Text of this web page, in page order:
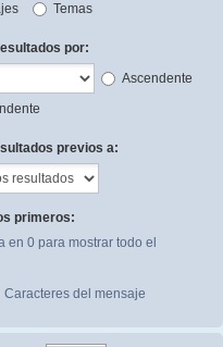
Temas
por:
Ascendente
previos a:
primeros:
en 0 para mostrar todo el
Caracteres del mensaje